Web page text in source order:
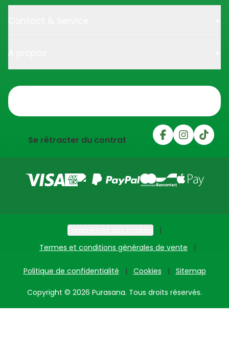
Se rétracter du contrat
Termes et conditions générales de vente
Politique de confidentialité Cookies Sitemap
Copyright © 2026 Purasana. Tous droits réservés.